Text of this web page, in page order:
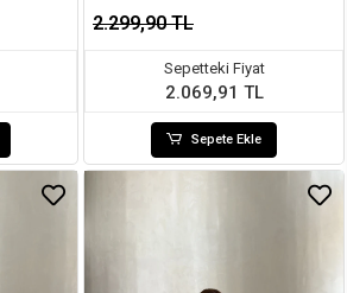
2.299,90 TL
Sepetteki Fiyat
2.069,91 TL
Sepete Ekle